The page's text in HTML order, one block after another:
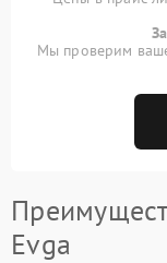
Мы проверим
Evga